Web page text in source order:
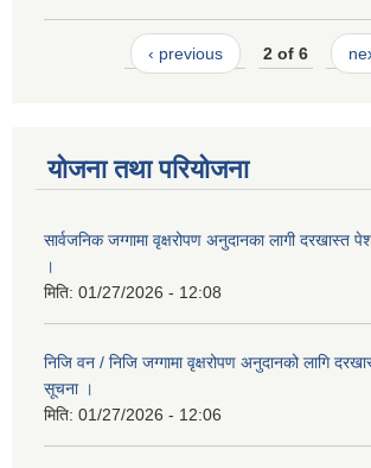
‹ previous 2 of 6
योजना तथा परियोजना
सार्वजनिक जग्गामा वृक्षरोपण अनुदानका लागी दरखास्त
।
मिति: 01/27/2026 - 12:08
निजि वन / निजि जग्गामा वृक्षरोपण अनुदानको लागि
सूचना ।
मिति: 01/27/2026 - 12:06